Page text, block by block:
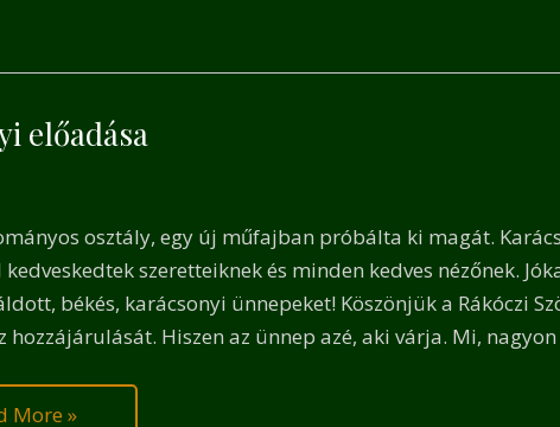
előadása
osztály, egy új műfajban próbálta ki magát.
szeretteiknek és minden kedves nézőnek.
békés, karácsonyi ünnepeket! Köszönjük a Rákóczi
hozzájárulását. Hiszen az ünnep azé, aki várja. Mi,
More »